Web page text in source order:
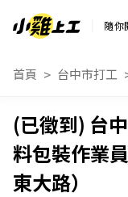
隨你
首頁 台中市打工
台
料包裝作業
東大路）